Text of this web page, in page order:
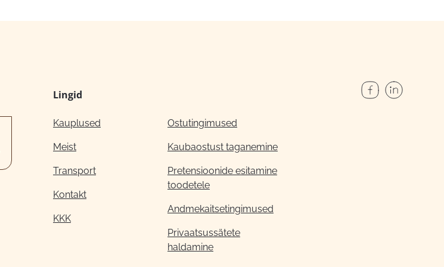
Lingid
Kauplused
Meist
Transport
Kontakt
KKK
Ostutingimused
Kaubaostust taganemine
Pretensioonide esitamine
toodetele
Andmekaitsetingimused
Privaatsussätete
haldamine